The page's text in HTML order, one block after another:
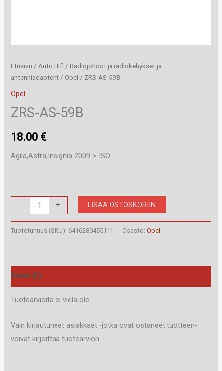
Etusivu / Auto Hifi / Radiojohdot ja radiokehykset ja
antenniadapterit / Opel / ZRS-AS-59B
Opel
ZRS-AS-59B
18.00 €
Agila,Astra,Insignia 2009-> ISO
-
AS-
59B
+ LISÄÄ OSTOSKORIIN
Tuotetunnus (SKU): 6416280455111 Osasto:Opel
Arviot (0)
Tuotearvioita ei vielä ole.
Vain kirjautuneet asiakkaat -jotka ovat ostaneet tuotteen-
voivat kirjoittaa tuotearvion.